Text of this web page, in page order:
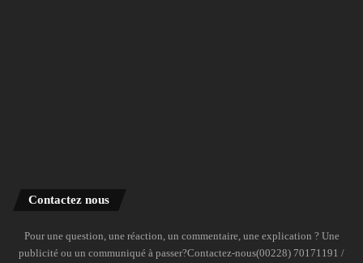
Contactez nous
Pour une question, une réaction, un commentaire, une explication ? Une
publicité ou un communiqué à passer?Contactez-nous(00228) 70171191 /